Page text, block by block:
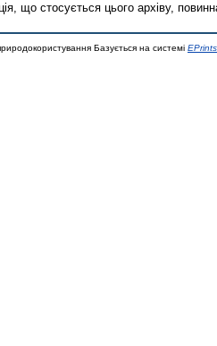
що стосується цього архіву,
Базується на системі